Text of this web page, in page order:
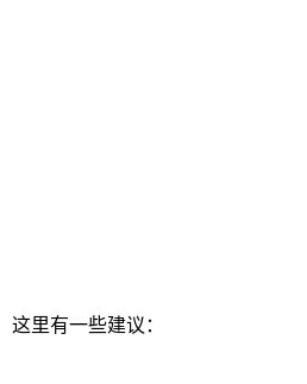
里有一些建议：